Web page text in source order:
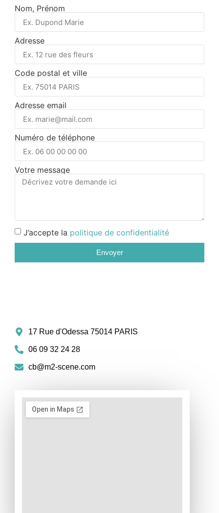
Nom, Prénom
Adresse
Code postal et ville
Adresse email
Numéro de téléphone
Votre message
J’accepte la politique de confidentialité
Envoyer
17 Rue d'Odessa 75014 PARIS
06 09 32 24 28
cb@m2-scene.com